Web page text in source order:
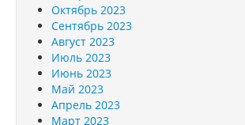
Октябрь 2023
Сентябрь 2023
Август 2023
Июль 2023
Июнь 2023
Май 2023
Апрель 2023
Март 2023